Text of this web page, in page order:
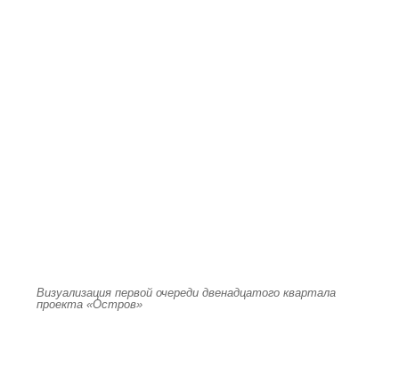
Визуализация первой очереди двенадцатого квартала
проекта «Остров»